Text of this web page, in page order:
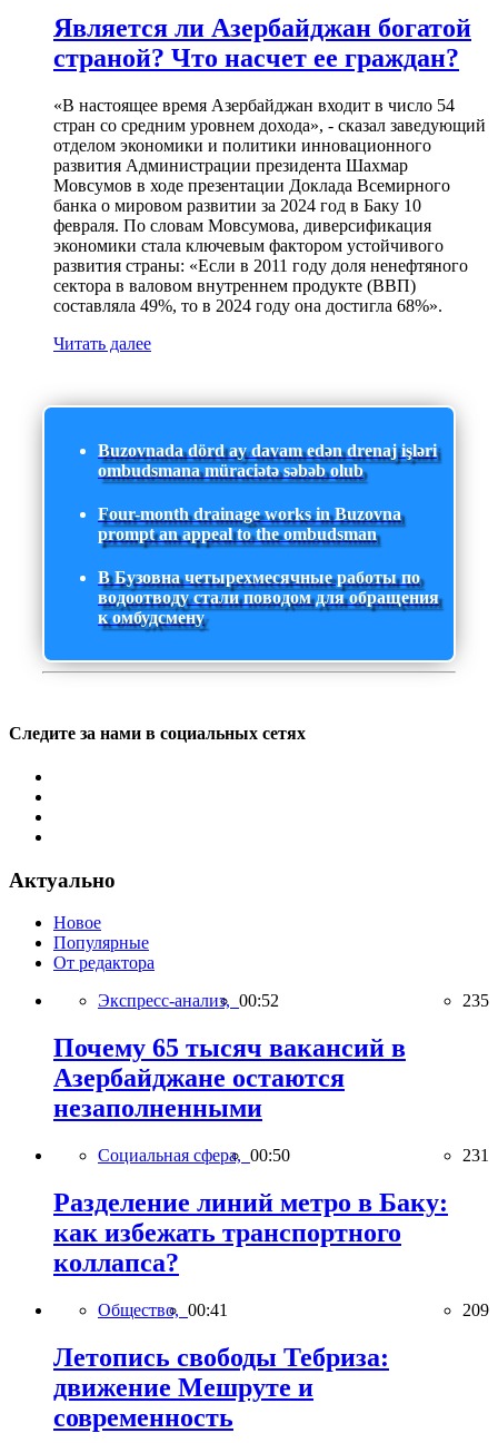
Является ли Азербайджан богатой
страной? Что насчет ее граждан?
«В настоящее время Азербайджан входит в число 54
стран со средним уровнем дохода», - сказал заведующий
отделом экономики и политики инновационного
развития Администрации президента Шахмар
Мовсумов в ходе презентации Доклада Всемирного
банка о мировом развитии за 2024 год в Баку 10
февраля. По словам Мовсумова, диверсификация
экономики стала ключевым фактором устойчивого
развития страны: «Если в 2011 году доля ненефтяного
сектора в валовом внутреннем продукте (ВВП)
составляла 49%, то в 2024 году она достигла 68%».
Читать далее
Buzovnada dörd ay davam edən drenaj işləri
ombudsmana müraciətə səbəb olub
Four-month drainage works in Buzovna
prompt an appeal to the ombudsman
В Бузовна четырехмесячные работы по
водоотводу стали поводом для обращения
к омбудсмену
Следите за нами в социальных сетях
Актуально
Новое
Популярные
От редактора
Экспресс-анализ, 00:52 235
Почему 65 тысяч вакансий в
Азербайджане остаются
незаполненными
Социальная сфера, 00:50 231
Разделение линий метро в Баку:
как избежать транспортного
коллапса?
Общество, 00:41 209
Летопись свободы Тебриза:
движение Мешруте и
современность